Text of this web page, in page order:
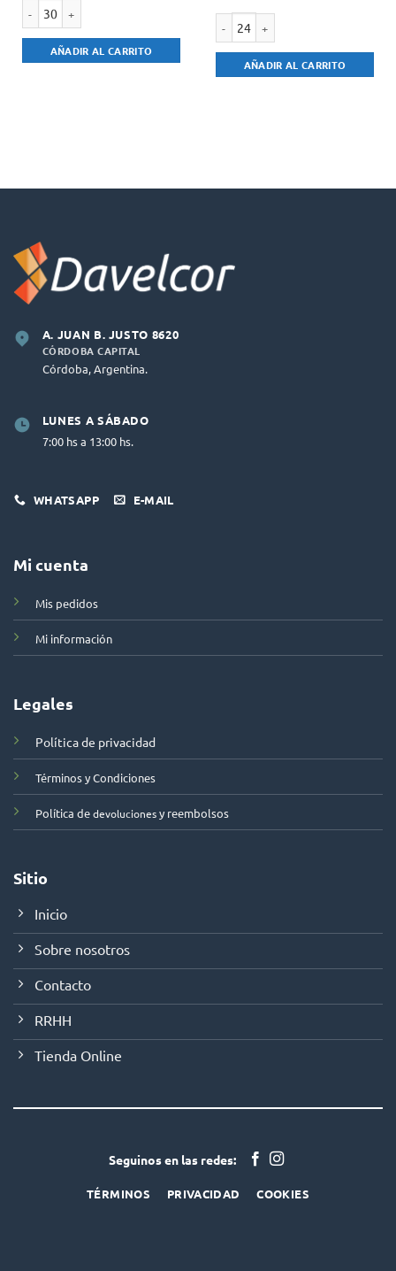
AÑADIR AL CARRITO
AÑADIR AL CARRITO
A. JUAN B. JUSTO 8620
CÓRDOBA CAPITAL
Córdoba, Argentina.
LUNES A SÁBADO
7:00 hs a 13:00 hs.
WHATSAPP E-MAIL
Mi cuenta
Mis pedidos
Mi información
Legales
Política de privacidad
Términos y Condiciones
Política dedevolucionesy reembolsos
Sitio
Inicio
Sobre nosotros
Contacto
RRHH
Tienda Online
Seguinos en las redes:
TÉRMINOS PRIVACIDAD COOKIES